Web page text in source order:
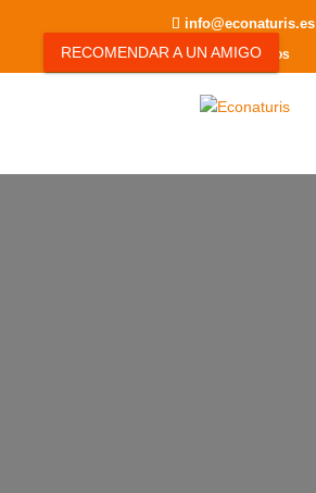
RECOMENDAR A UN AMIGO
info@econaturis.es
0 elementos